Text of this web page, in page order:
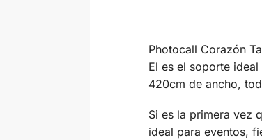
Photocall Corazón
El es el soporte
420cm de ancho,
Si es la primera vez
ideal para eventos,